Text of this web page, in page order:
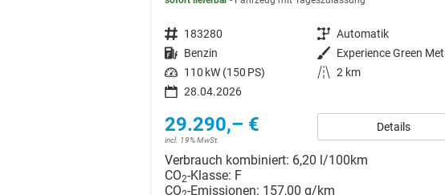
Fahrzeugnr. 183280 Getriebe Automatik
Kraftstoff Benzin Außenfarbe Experience Green
Leistung 110 kW (150 PS) Kilometerstand 2 km
28.04.2026
29.290,– €
incl. 19% MwSt.
Details
Verbrauch kombiniert: 6,20 l/100km
CO2-Klasse: F
CO -Emissionen: 157,00 g/km